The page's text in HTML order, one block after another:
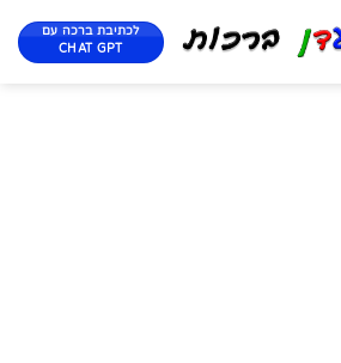
לכתיבת ברכה עם
CHAT GPT